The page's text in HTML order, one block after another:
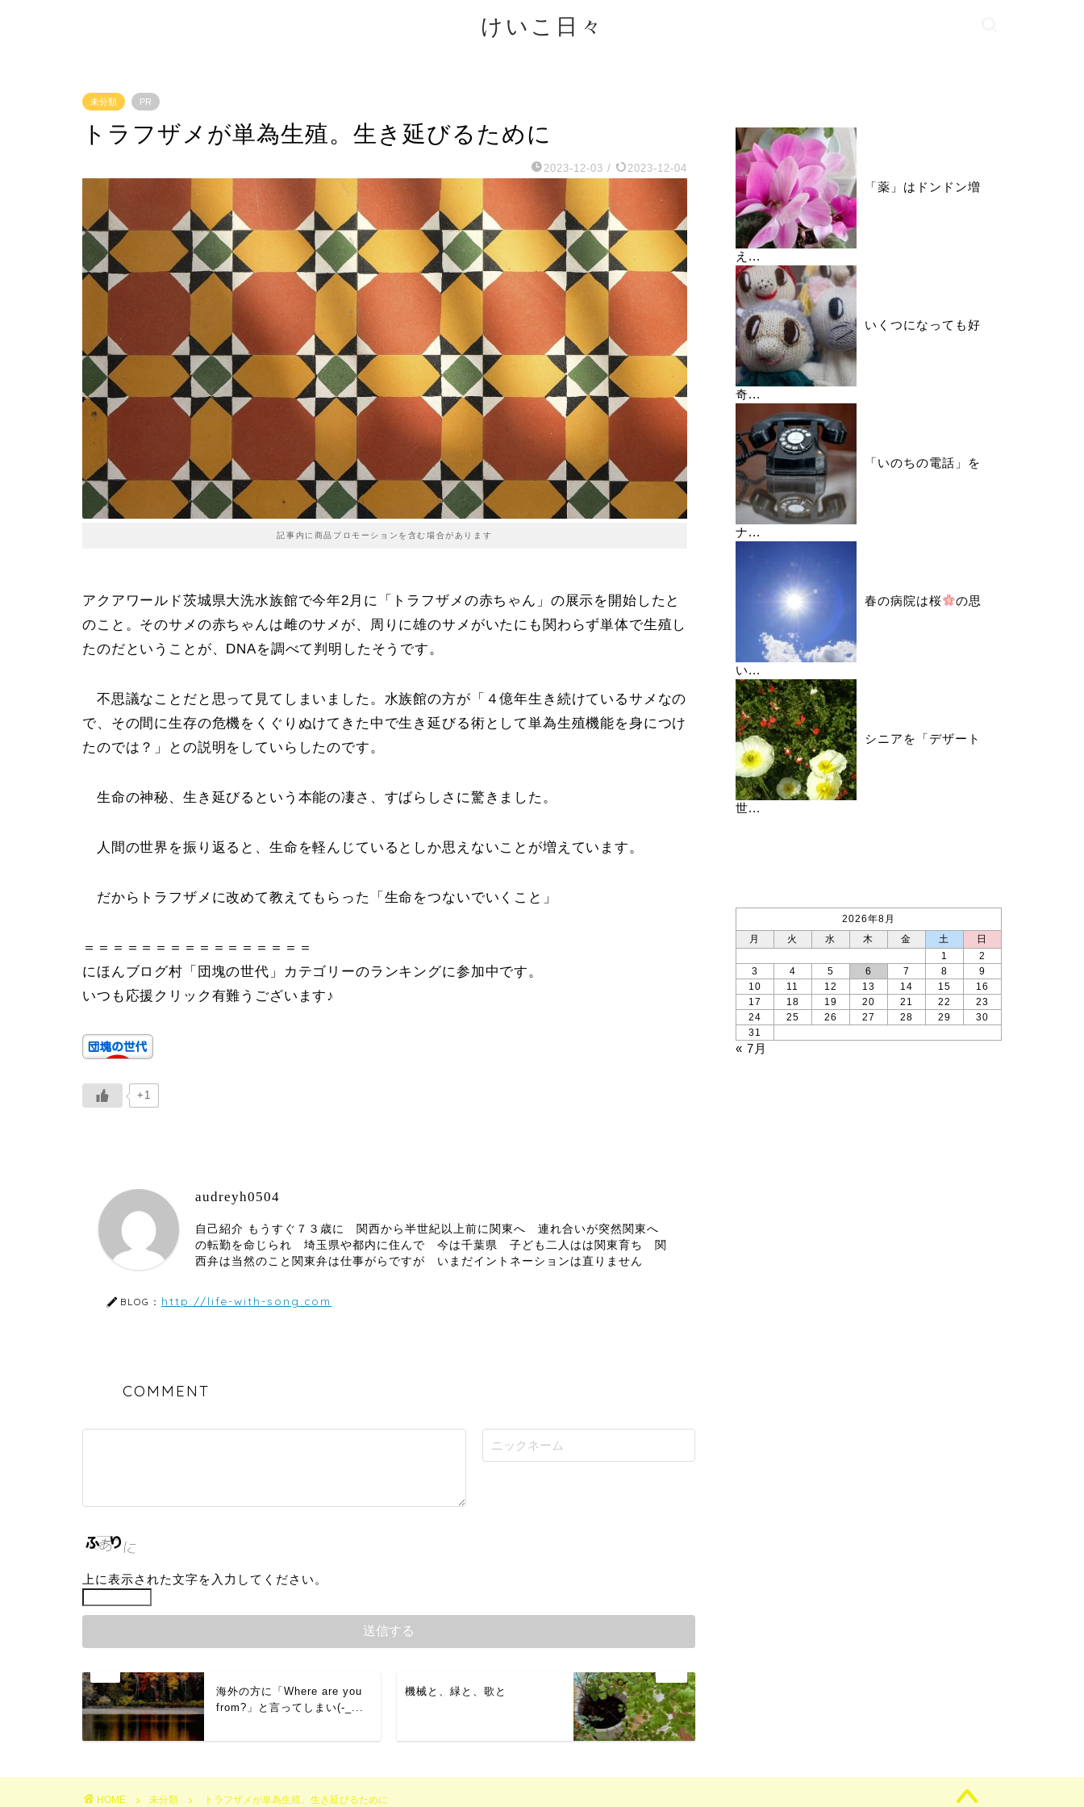
けいこ日々
未分類 PR
トラフザメが単為生殖。生き延びるために
2023-12-03 / 2023-12-04
記事内に商品プロモーションを含む場合があります
アクアワールド茨城県大洗水族館で今年2月に「トラフザメの赤ちゃん」の展示を開始したと
のこと。そのサメの赤ちゃんは雌のサメが、周りに雄のサメがいたにも関わらず単体で生殖し
たのだということが、DNAを調べて判明したそうです。
不思議なことだと思って見てしまいました。水族館の方が「４億年生き続けているサメなの
で、その間に生存の危機をくぐりぬけてきた中で生き延びる術として単為生殖機能を身につけ
たのでは？」との説明をしていらしたのです。
生命の神秘、生き延びるという本能の凄さ、すばらしさに驚きました。
人間の世界を振り返ると、生命を軽んじているとしか思えないことが増えています。
だからトラフザメに改めて教えてもらった「生命をつないでいくこと」
＝＝＝＝＝＝＝＝＝＝＝＝＝＝＝＝
にほんブログ村「団塊の世代」カテゴリーのランキングに参加中です。
いつも応援クリック有難うございます♪
+1
audreyh0504
自己紹介 もうすぐ７３歳に 関西から半世紀以上前に関東へ 連れ合いが突然関東へ
の転勤を命じられ 埼玉県や都内に住んで 今は千葉県 子ども二人はは関東育ち 関
西弁は当然のこと関東弁は仕事がらですが いまだイントネーションは直りません
BLOG： http://life-with-song.com
COMMENT
上に表示された文字を入力してください。
海外の方に「Where are you
from?」と言ってしまい(-_...
機械と、緑と、歌と
「薬」はドンドン増
え...
いくつになっても好
奇...
「いのちの電話」を
ナ...
春の病院は桜 の思
い...
シニアを「デザート
世...
2026年8月
月
火 水 木 金 土
日
1
2
3
4 5 6 7 8
9
10
11 12 13 14 15
16
17
18 19 20 21 22
23
24
25 26 27 28 29
30
31
« 7月
HOME 未分類 トラフザメが単為生殖。生き延びるために